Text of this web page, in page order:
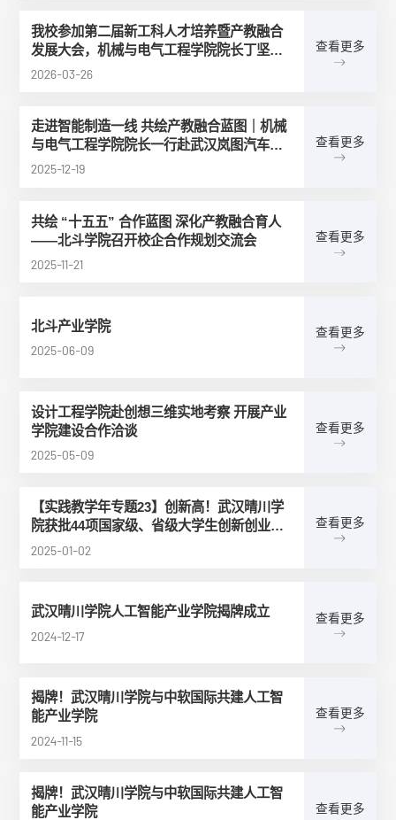
我校参加第二届新工科人才培养暨产教融合
发展大会，机械与电气工程学院院长丁坚勇
作专题报告分享经验
2026-03-26
查看更多
走进智能制造一线 共绘产教融合蓝图｜机械
与电气工程学院院长一行赴武汉岚图汽车科
技有限公司调研
2025-12-19
查看更多
共绘 “十五五” 合作蓝图 深化产教融合育人
——北斗学院召开校企合作规划交流会
2025-11-21
查看更多
北斗产业学院
2025-06-09
查看更多
设计工程学院赴创想三维实地考察 开展产业
学院建设合作洽谈
2025-05-09
查看更多
【实践教学年专题23】创新高！武汉晴川学
院获批44项国家级、省级大学生创新创业训
练计划项目-武汉晴川学院
2025-01-02
查看更多
武汉晴川学院人工智能产业学院揭牌成立
2024-12-17
查看更多
揭牌！武汉晴川学院与中软国际共建人工智
能产业学院
2024-11-15
查看更多
揭牌！武汉晴川学院与中软国际共建人工智
能产业学院
查看更多